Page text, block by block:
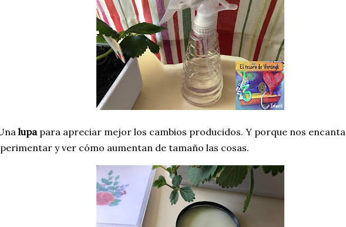
lupapara apreciar mejor los cambios producidos. Y porque nos encanta
y ver cómo aumentan de tamaño las cosas.